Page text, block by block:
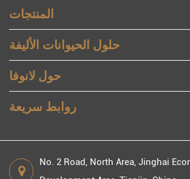
المنتجات
حلول الحيوانات الأليفة
حول لانوفا
روابط سريعة
No. 2 Road, North Area, Jinghai